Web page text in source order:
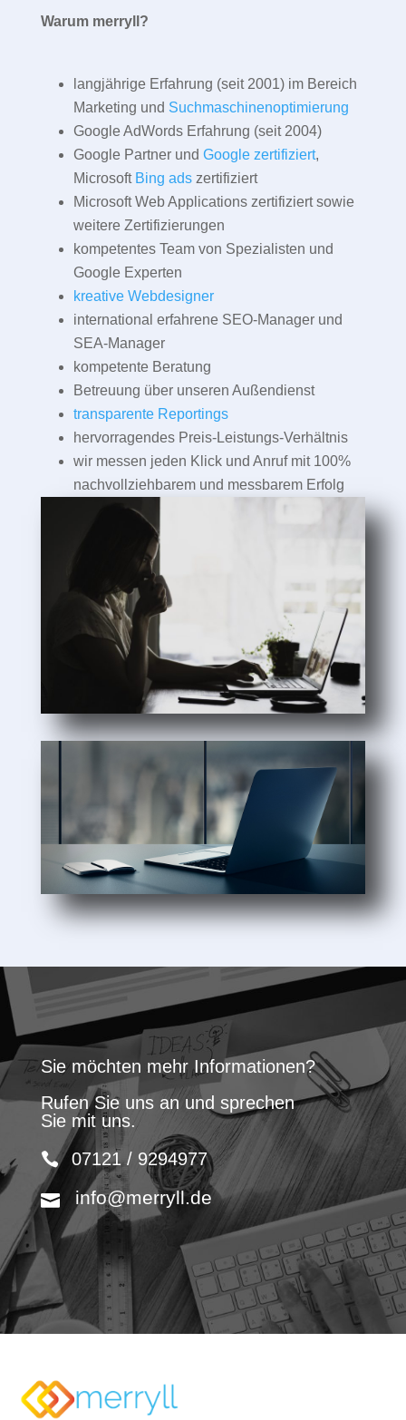
Warum merryll?
langjährige Erfahrung (seit 2001) im Bereich
Marketing und Suchmaschinenoptimierung
Google AdWords Erfahrung (seit 2004)
Google Partner und Google zertifiziert,
Microsoft Bing adszertifiziert
Microsoft Web Applications zertifiziert sowie
weitere Zertifizierungen
kompetentes Team von Spezialisten und
Google Experten
kreative Webdesigner
international erfahrene SEO-Manager und
SEA-Manager
kompetente Beratung
Betreuung über unseren Außendienst
transparente Reportings
hervorragendes Preis-Leistungs-Verhältnis
wir messen jeden Klick und Anruf mit 100%
nachvollziehbarem und messbarem Erfolg
Sie möchten mehr Informationen?
Rufen Sie uns an und sprechen
Sie mit uns.
07121 / 9294977
info@merryll.de